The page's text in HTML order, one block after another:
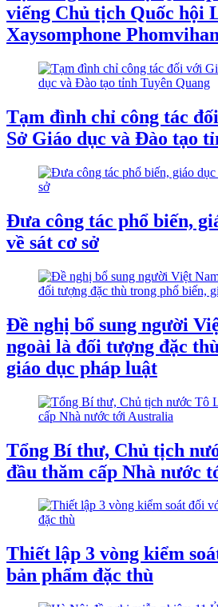
viếng Chủ tịch Quốc hội
Xaysomphone
Tạm đình chỉ công tác
Sở Giáo dục và Đào tạo
Đưa công tác phổ biến,
về sát cơ sở
Đề nghị bổ sung người
ngoài là đối tượng đặc
giáo dục pháp luật
Tổng Bí thư, Chủ tịch
đầu thăm cấp Nhà nước
Thiết lập 3 vòng kiểm
bản phẩm đặc thù